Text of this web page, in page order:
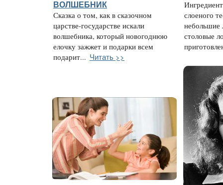
ВОЛШЕБНИК
Сказка о том, как в сказочном
царстве-государстве искали
волшебника, который новогоднюю
елочку зажжет и подарки всем
подарит... Читать >>
слоеного
небольшие
столовые